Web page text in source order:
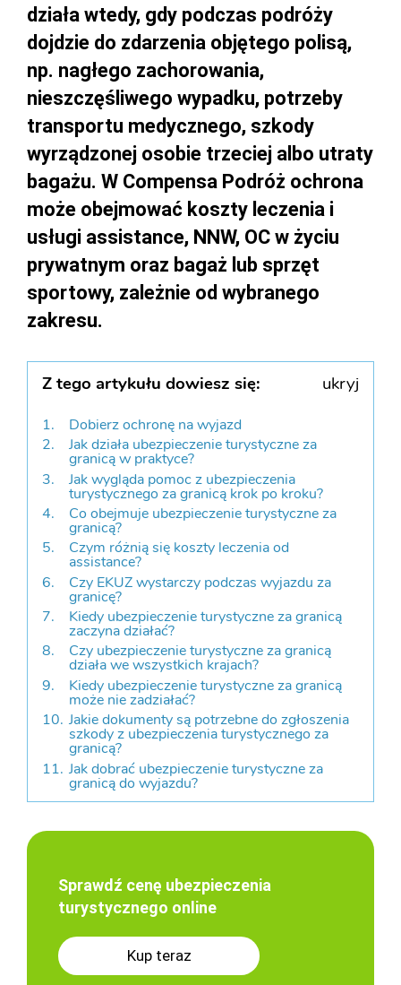
działa wtedy, gdy podczas podróży
dojdzie do zdarzenia objętego polisą,
np. nagłego zachorowania,
nieszczęśliwego wypadku, potrzeby
transportu medycznego, szkody
wyrządzonej osobie trzeciej albo utraty
bagażu. W Compensa Podróż ochrona
może obejmować koszty leczenia i
usługi assistance, NNW, OC w życiu
prywatnym oraz bagaż lub sprzęt
sportowy, zależnie od wybranego
zakresu.
Z tego artykułu dowiesz się: ukryj
Dobierz ochronę na wyjazd
Jak działa ubezpieczenie turystyczne za
granicą w praktyce?
Jak wygląda pomoc z ubezpieczenia
turystycznego za granicą krok po kroku?
Co obejmuje ubezpieczenie turystyczne za
granicą?
Czym różnią się koszty leczenia od
assistance?
Czy EKUZ wystarczy podczas wyjazdu za
granicę?
Kiedy ubezpieczenie turystyczne za granicą
zaczyna działać?
Czy ubezpieczenie turystyczne za granicą
działa we wszystkich krajach?
Kiedy ubezpieczenie turystyczne za granicą
może nie zadziałać?
Jakie dokumenty są potrzebne do zgłoszenia
szkody z ubezpieczenia turystycznego za
granicą?
Jak dobrać ubezpieczenie turystyczne za
granicą do wyjazdu?
Sprawdź cenę ubezpieczenia
turystycznego online
Kup teraz